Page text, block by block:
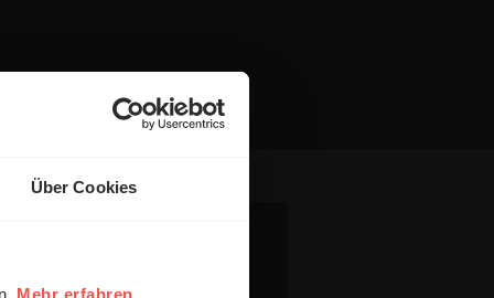
Über Cookies
Mehr erfahren